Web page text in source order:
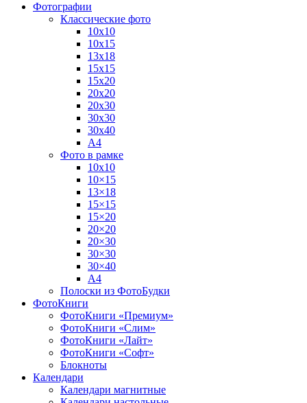
Фотографии
Классические фото
10х10
10х15
13х18
15х15
15х20
20х20
20х30
30х30
30х40
А4
Фото в рамке
10х10
10×15
13×18
15×15
15×20
20×20
20×30
30×30
30×40
A4
Полоски из ФотоБудки
ФотоКниги
ФотоКниги «Премиум»
ФотоКниги «Слим»
ФотоКниги «Лайт»
ФотоКниги «Софт»
Блокноты
Календари
Календари магнитные